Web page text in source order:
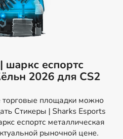
шаркс еспортс
2026 для CS2
торговые площадки можно
Стикеры | Sharks Esports
еспортс металлическая
рыночной цене.